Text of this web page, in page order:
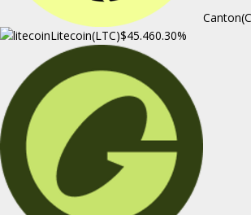
Litecoin(LTC)$45.460.30%